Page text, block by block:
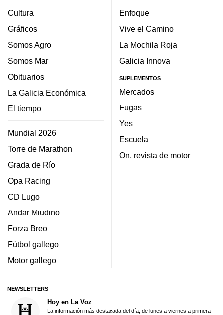
Cultura
Gráficos
Somos Agro
Somos Mar
Obituarios
La Galicia Económica
El tiempo
Mundial 2026
Torre de Marathon
Grada de Río
Opa Racing
CD Lugo
Andar Miudiño
Forza Breo
Fútbol gallego
Motor gallego
Enfoque
Vive el Camino
La Mochila Roja
Galicia Innova
SUPLEMENTOS
Mercados
Fugas
Yes
Escuela
On, revista de motor
NEWSLETTERS
Hoy en La Voz
La información más destacada del día, de lunes a viernes a primera